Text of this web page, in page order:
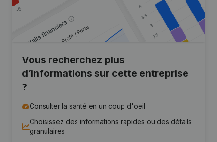
Vous recherchez plus
d’informations sur cette entreprise
?
Consulter la santé en un coup d'oeil
Choisissez des informations rapides ou des détails
granulaires